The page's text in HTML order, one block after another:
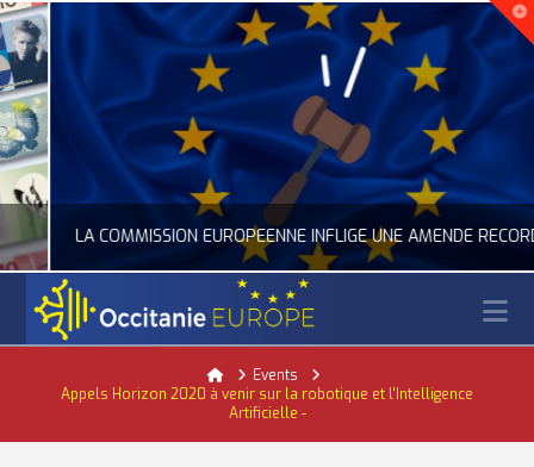
LA COMMISSION EUROPÉENNE INFLIGE UNE AMENDE RECORD À GOOGLE
ACTUALITÉ DE L'UNION EUROPÉENNE, ACTUALITÉ DE LA REPRÉSENTATION D’OCCITANIE EUROPE, NUMÉRIQUE- DIGITAL
HomeEvents
Appels Horizon 2020 à venir sur la robotique et l'Intelligence
Artificielle -